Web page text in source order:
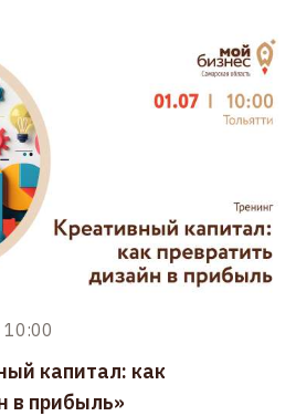
10:00
капитал: как
в прибыль»